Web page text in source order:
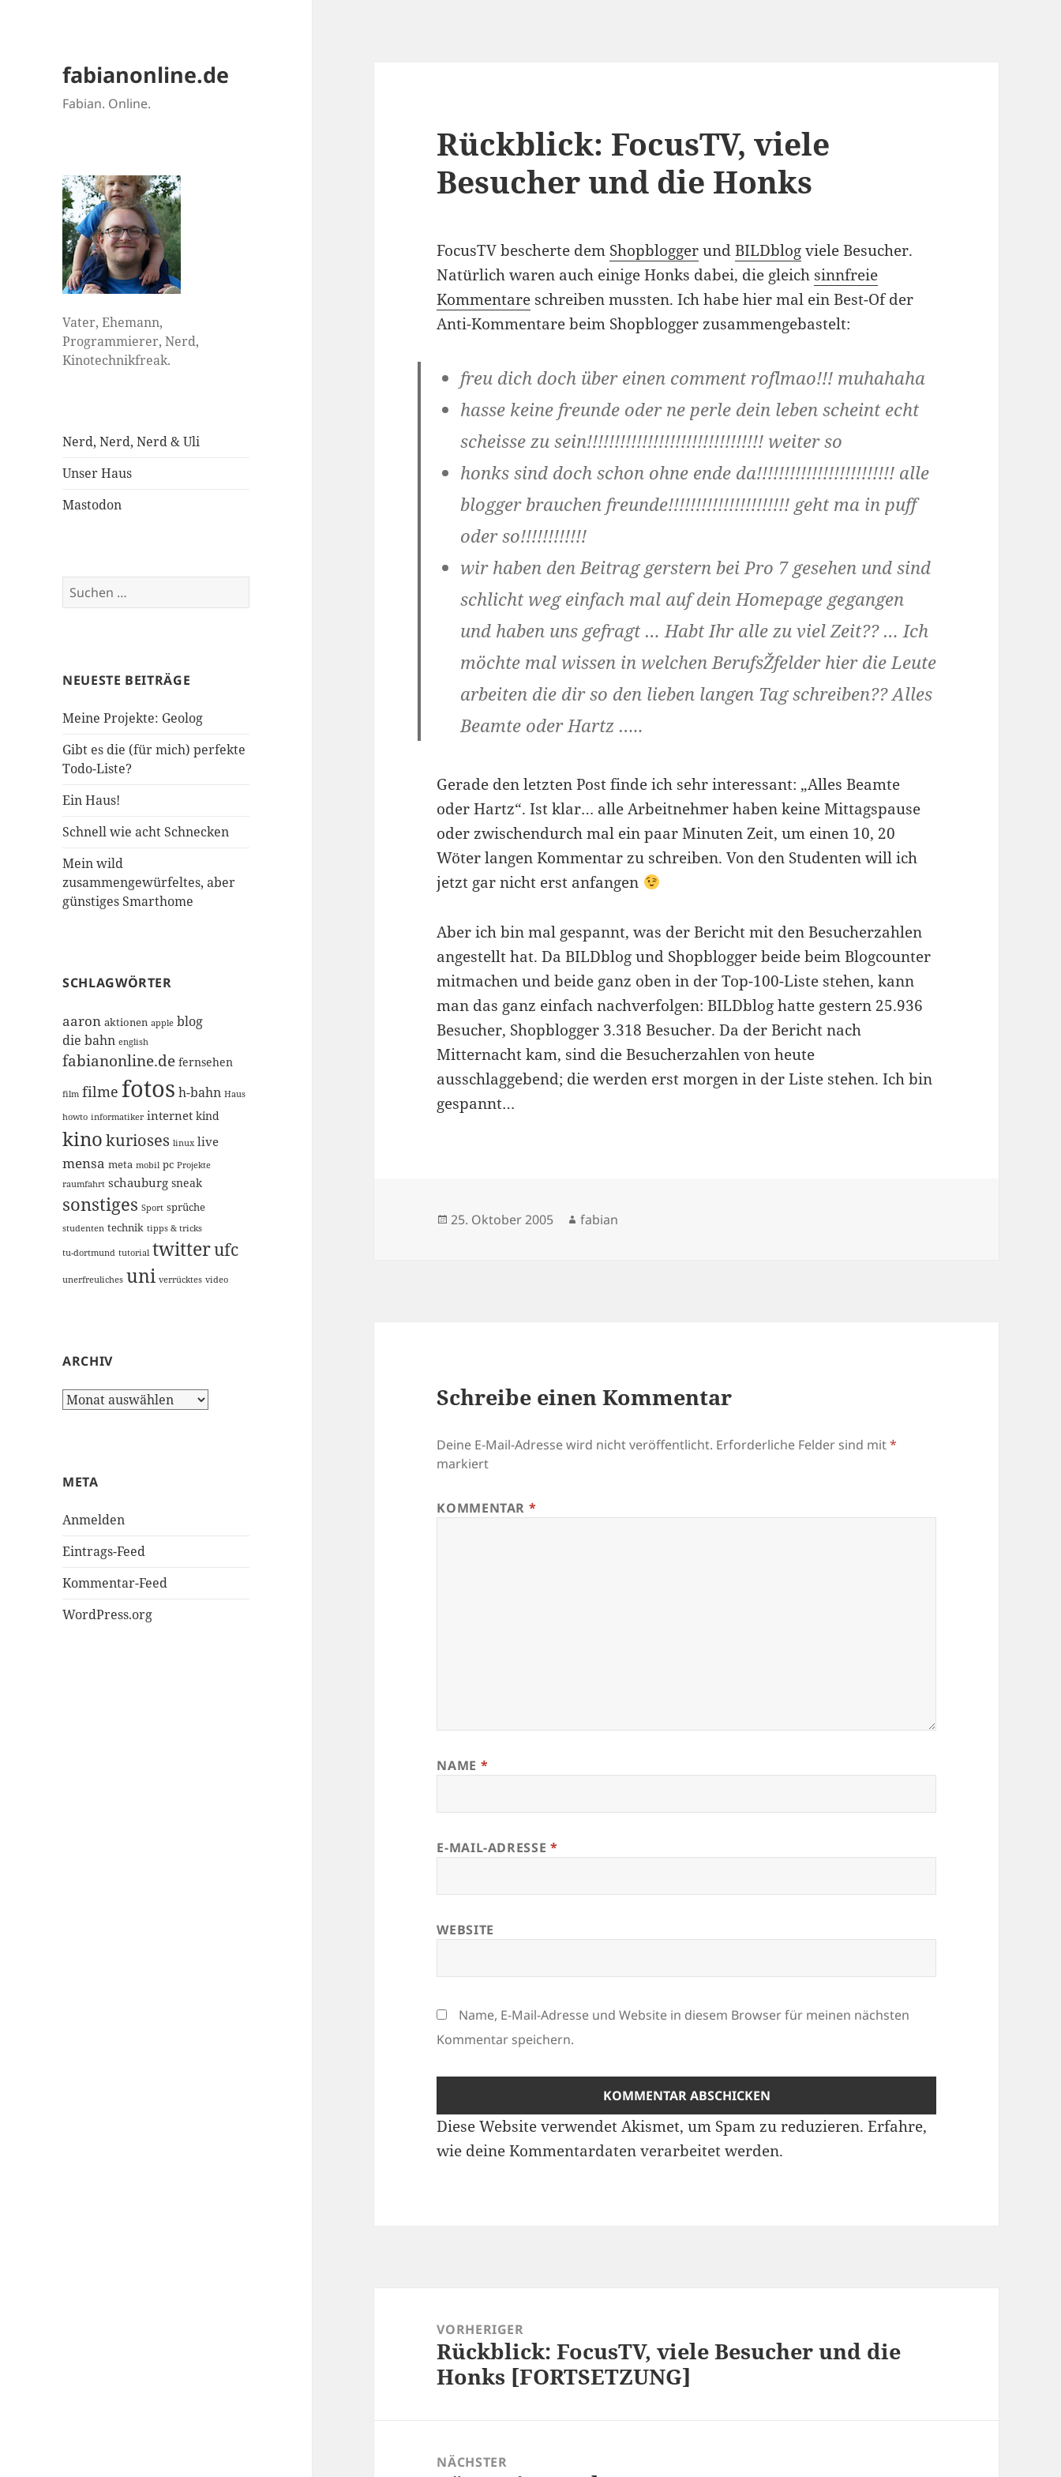
fabianonline.de
Fabian. Online.
Vater, Ehemann,
Programmierer, Nerd,
Kinotechnikfreak.
Nerd, Nerd, Nerd & Uli
Unser Haus
Mastodon
Suchen
nach:
NEUESTE BEITRÄGE
Meine Projekte: Geolog
Gibt es die (für mich) perfekte
Todo-Liste?
Ein Haus!
Schnell wie acht Schnecken
Mein wild
zusammengewürfeltes, aber
günstiges Smarthome
SCHLAGWÖRTER
aaron aktionen apple blog
die bahn english
fabianonline.de fernsehen
film filme fotos h-bahn Haus
howto informatiker internet kind
kinokurioses linux live
mensa meta mobil pc Projekte
raumfahrt schauburg sneak
sonstiges Sport sprüche
studenten technik tipps & tricks
tu-dortmund tutorial twitterufc
unerfreuliches uni verrücktes video
ARCHIV
Archiv
META
Anmelden
Eintrags-Feed
Kommentar-Feed
WordPress.org
Rückblick: FocusTV, viele
Besucher und die Honks
FocusTV bescherte dem ShopbloggerundBILDblogviele Besucher.
Natürlich waren auch einige Honks dabei, die gleich sinnfreie
Kommentare schreiben mussten. Ich habe hier mal ein Best-Of der
Anti-Kommentare beim Shopblogger zusammengebastelt:
freu dich doch über einen comment roflmao!!! muhahaha
hasse keine freunde oder ne perle dein leben scheint echt
scheisse zu sein!!!!!!!!!!!!!!!!!!!!!!!!!!!!!!!! weiter so
honks sind doch schon ohne ende da!!!!!!!!!!!!!!!!!!!!!!!!! alle
blogger brauchen freunde!!!!!!!!!!!!!!!!!!!!!! geht ma in puff
oder so!!!!!!!!!!!!
wir haben den Beitrag gerstern bei Pro 7 gesehen und sind
schlicht weg einfach mal auf dein Homepage gegangen
und haben uns gefragt … Habt Ihr alle zu viel Zeit?? … Ich
möchte mal wissen in welchen BerufsŽfelder hier die Leute
arbeiten die dir so den lieben langen Tag schreiben?? Alles
Beamte oder Hartz …..
Gerade den letzten Post finde ich sehr interessant: „Alles Beamte
oder Hartz“. Ist klar… alle Arbeitnehmer haben keine Mittagspause
oder zwischendurch mal ein paar Minuten Zeit, um einen 10, 20
Wöter langen Kommentar zu schreiben. Von den Studenten will ich
jetzt gar nicht erst anfangen
Aber ich bin mal gespannt, was der Bericht mit den Besucherzahlen
angestellt hat. Da BILDblog und Shopblogger beide beim Blogcounter
mitmachen und beide ganz oben in der Top-100-Liste stehen, kann
man das ganz einfach nachverfolgen: BILDblog hatte gestern 25.936
Besucher, Shopblogger 3.318 Besucher. Da der Bericht nach
Mitternacht kam, sind die Besucherzahlen von heute
ausschlaggebend; die werden erst morgen in der Liste stehen. Ich bin
gespannt…
Veröffentlicht
25. Oktober 2005 Autor
fabian
Schreibe einen Kommentar
Deine E-Mail-Adresse wird nicht veröffentlicht. Erforderliche Felder sind mit*
markiert
KOMMENTAR *
NAME *
E-MAIL-ADRESSE *
WEBSITE
Name, E-Mail-Adresse und Website in diesem Browser für meinen nächsten
Kommentar speichern.
Diese Website verwendet Akismet, um Spam zu reduzieren.Erfahre,
wie deine Kommentardaten verarbeitet werden.
VORHERIGER
Vorheriger
Beitrag:
Rückblick: FocusTV, viele Besucher und die
Honks [FORTSETZUNG]
NÄCHSTER